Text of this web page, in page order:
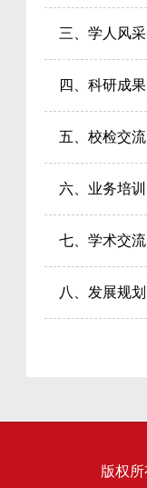
三、学人风采
四、科研成果
五、校检交流
六、业务培训
七、学术交流
八、发展规划
版权